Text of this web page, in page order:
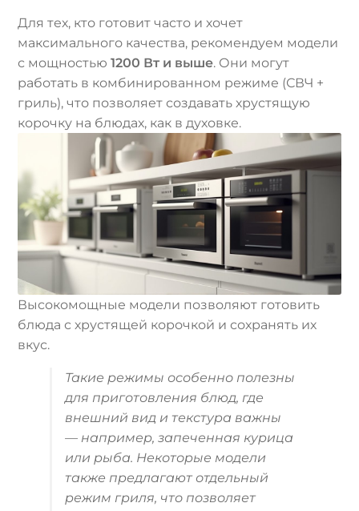
Для тех, кто готовит часто и хочет
максимального качества, рекомендуем модели
с мощностью1200 Вт и выше. Они могут
работать в комбинированном режиме (СВЧ +
гриль), что позволяет создавать хрустящую
корочку на блюдах, как в духовке.
Высокомощные модели позволяют готовить
блюда с хрустящей корочкой и сохранять их
вкус.
Такие режимы особенно полезны
для приготовления блюд, где
внешний вид и текстура важны
— например, запеченная курица
или рыба. Некоторые модели
также предлагают отдельный
режим гриля, что позволяет